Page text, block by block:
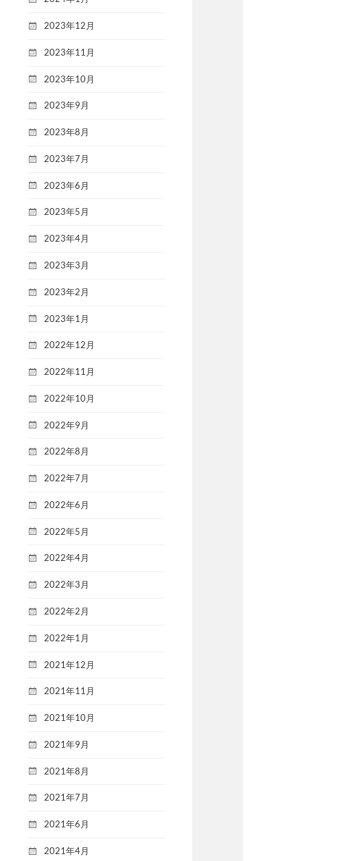
2023年12月
2023年11月
2023年10月
2023年9月
2023年8月
2023年7月
2023年6月
2023年5月
2023年4月
2023年3月
2023年2月
2023年1月
2022年12月
2022年11月
2022年10月
2022年9月
2022年8月
2022年7月
2022年6月
2022年5月
2022年4月
2022年3月
2022年2月
2022年1月
2021年12月
2021年11月
2021年10月
2021年9月
2021年8月
2021年7月
2021年6月
2021年4月